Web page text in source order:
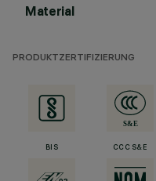
Material
PRODUKTZERTIFIZIERUNG
BIS CCC S&E